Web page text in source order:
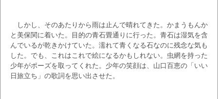
しかし、そのあたりから雨は止んで晴れてきた。かまうもんか
と美保関に着いた。目的の青石畳通りに行った。青石は湿気を含
んでいるが乾きかけていた。濡れて青くなる石なのに残念な気も
した。でも、これはこれで絵になるかもしれない。虫網を持った
少年がポーズを取ってくれた。少年の笑顔は、山口百恵の「いい
日旅立ち」の歌詞を思い出させた。